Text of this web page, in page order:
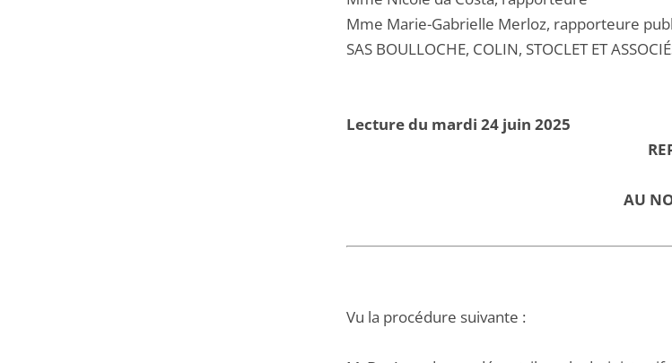
Mme Marie-Gabrielle Merloz, rapporteure
SAS BOULLOCHE, COLIN, STOCLET ET
Lecture du mardi 24 juin 2025
AU
Vu la procédure suivante :